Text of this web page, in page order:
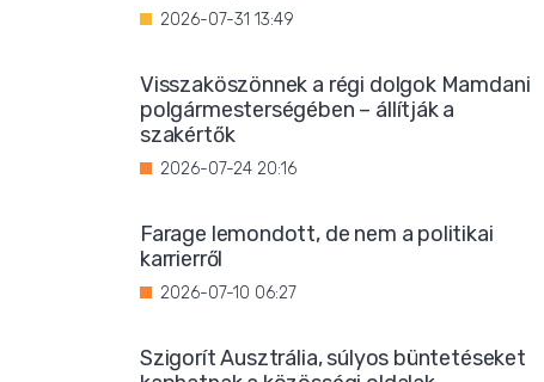
2026-07-31 13:49
Visszaköszönnek a régi dolgok Mamdani
polgármesterségében – állítják a
szakértők
2026-07-24 20:16
Farage lemondott, de nem a politikai
karrierről
2026-07-10 06:27
Szigorít Ausztrália, súlyos büntetéseket